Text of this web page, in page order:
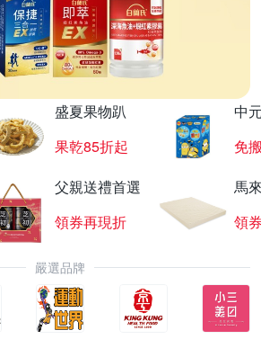
盛夏果物趴
果乾85折起
中
免
父親送禮首選
領券再現折
馬
領
嚴選品牌